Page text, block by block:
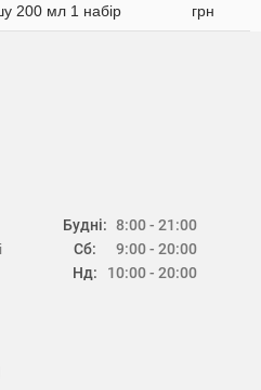
200 мл 1 набір
грн
Будні:
Сб:
Нд:
8:00 - 21:00
9:00 - 20:00
10:00 - 20:00